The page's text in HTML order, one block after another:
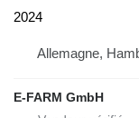
2024
Allemagne,
E-FARM GmbH